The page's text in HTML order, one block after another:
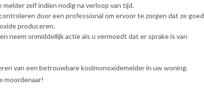
zelf indien nodig na verloop van tijd.
door een professional om ervoor te zorgen dat ze goed
produceren.
neem onmiddellijk actie als u vermoedt dat er sprake is van
van een betrouwbare koolmonoxidemelder in uw woning.
moordenaar!